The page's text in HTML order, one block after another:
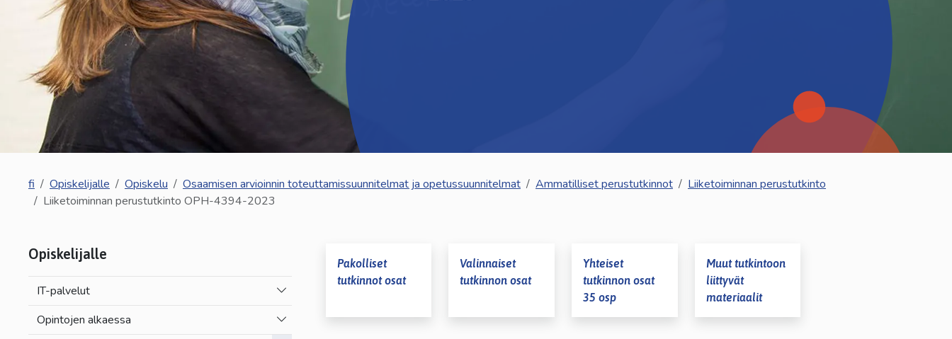
fi Opiskelijalle Opiskelu Osaamisen arvioinnin toteuttamissuunnitelmat ja opetussuunnitelmat Ammatilliset perustutkinnot
Liiketoiminnan perustutkinto
Liiketoiminnan perustutkinto OPH-4394-2023
Opiskelijalle
IT-palvelut
Vaihda alasvetovalikkoa
Opintojen alkaessa
Vaihda alasvetovalikkoa
Pakolliset
tutkinnot osat
Valinnaiset
tutkinnon osat
Yhteiset
tutkinnon osat
35 osp
Muut tutkintoon
liittyvät
materiaalit